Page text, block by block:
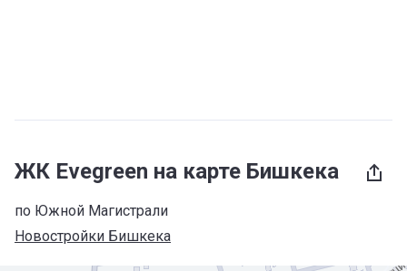
ЖК Evegreen на карте Бишкека
по Южной Магистрали
Новостройки Бишкека